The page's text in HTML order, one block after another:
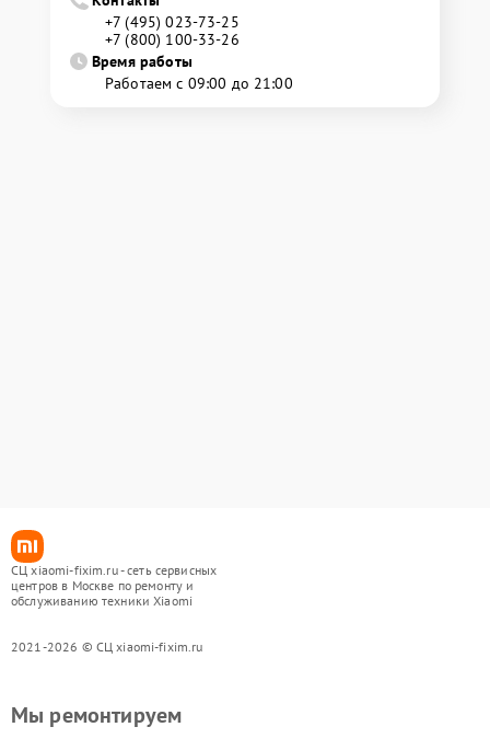
+7 (495) 023-73-25
+7 (800) 100-33-26
Время работы
Работаем с 09:00 до 21:00
СЦ xiaomi-fixim.ru - сеть сервисных
центров в Москве по ремонту и
обслуживанию техники Xiaomi
2021-2026 © СЦ xiaomi-fixim.ru
Мы ремонтируем